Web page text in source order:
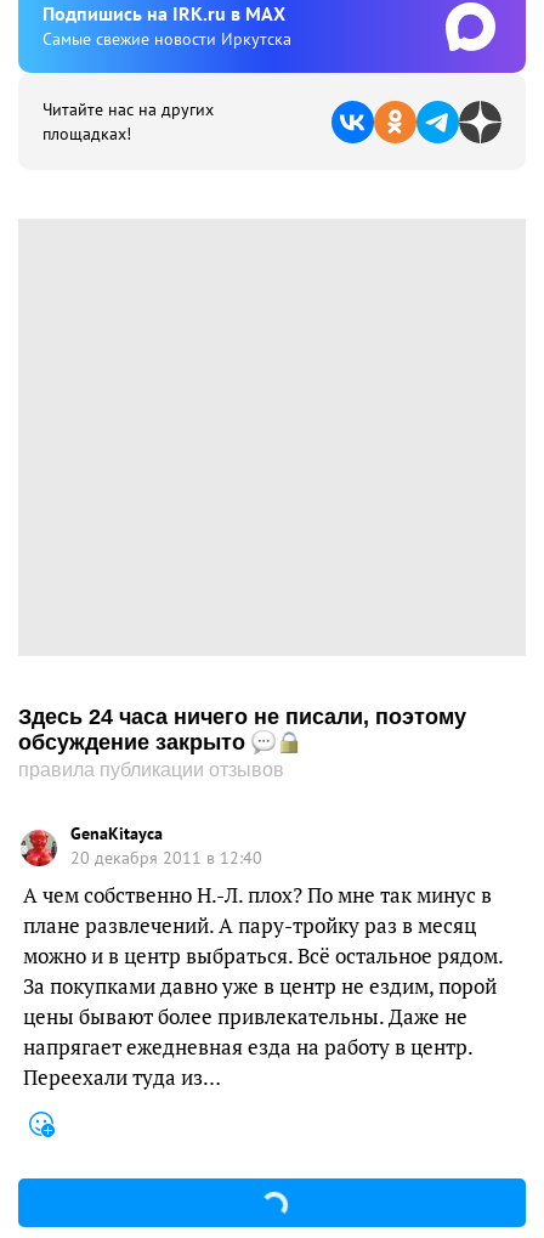
Подпишиcь на IRK.ru в MAX
Cамые свежие новости Иркутска
Читайте нас на других
площадках!
Здесь 24 часа ничего не писали, поэтому
обсуждение закрыто
правила публикации отзывов
GenaKitayca
20 декабря 2011 в 12:40
А чем собственно Н.-Л. плох? По мне так минус в
плане развлечений. А пару-тройку раз в месяц
можно и в центр выбраться. Всё остальное рядом.
За покупками давно уже в центр не ездим, порой
цены бывают более привлекательны. Даже не
напрягает ежедневная езда на работу в центр.
Переехали туда из…